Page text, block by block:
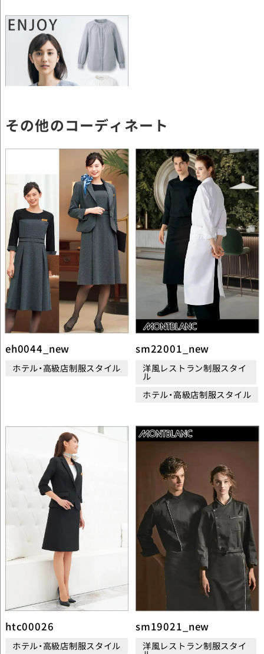
その他のコーディネート
eh0044_new
ホテル・高級店制服スタイル
sm22001_new
洋風レストラン制服スタイ
ル
ホテル・高級店制服スタイル
htc00026
ホテル・高級店制服スタイル
sm19021_new
洋風レストラン制服スタイ